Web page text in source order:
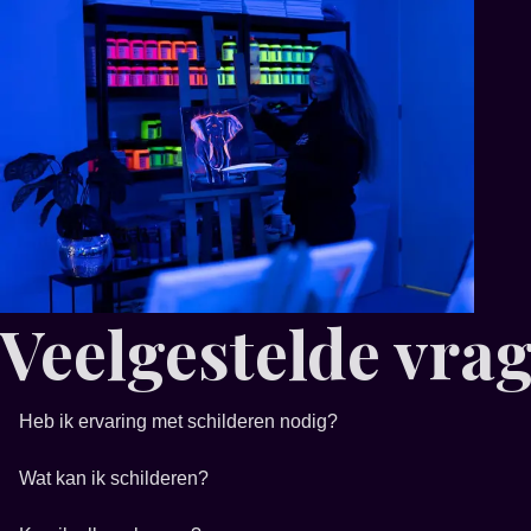
Veelgestelde
Heb ik ervaring met schilderen nodig?
Wat kan ik schilderen?